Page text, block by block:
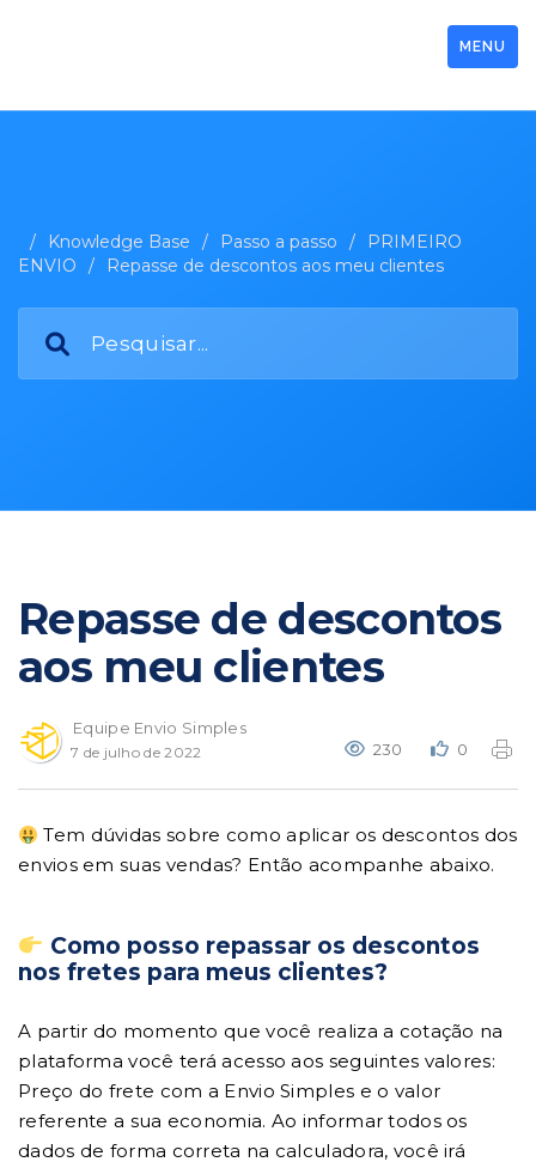
MENU
/ Knowledge Base / Passo a passo /
PRIMEIRO
ENVIO
/ Repasse de descontos aos meu clientes
Repasse de descontos
aos meu clientes
230 0
Equipe Envio Simples
7 de julho de 2022
Tem dúvidas sobre como aplicar os descontos dos
envios em suas vendas? Então acompanhe abaixo.
Como posso repassar os descontos
nos fretes para meus clientes?
A partir do momento que você realiza a cotação na
plataforma você terá acesso aos seguintes valores:
Preço do frete com a Envio Simples e o valor
referente a sua economia. Ao informar todos os
dados de forma correta na calculadora, você irá